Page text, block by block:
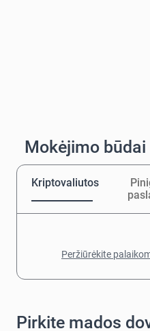
Mokėjimo būdai
Kriptovaliutos
Peržiūrėkite
Pirkite mados